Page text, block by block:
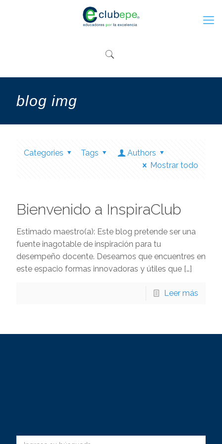
blog img
Categories Tags
Authors
Mostrar todo
Bienvenido a InspiraClub
Estimado maestro(a): Este blog pretende ser una
fuente inagotable de inspiración para tu
desempeño docente. Deseamos que encuentres en
este espacio formas innovadoras y útiles que […]
Leer más